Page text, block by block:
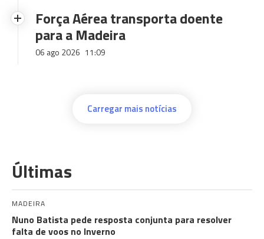
Força Aérea transporta doente
para a Madeira
06 ago 2026 11:09
Carregar mais notícias
Últimas
MADEIRA
Nuno Batista pede resposta conjunta para resolver
falta de voos no Inverno